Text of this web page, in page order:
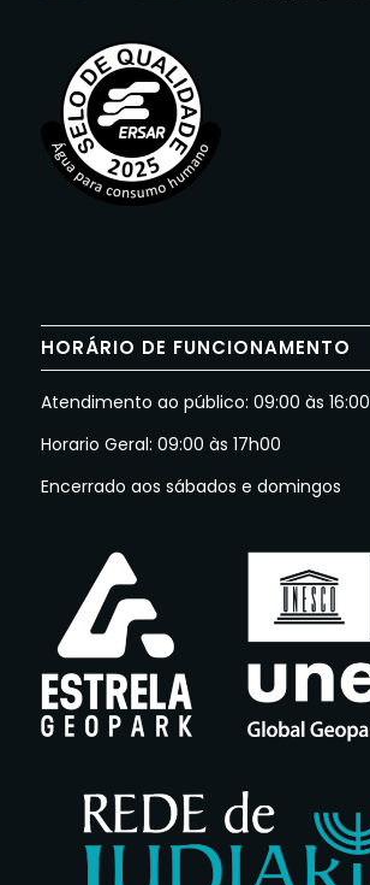
HORÁRIO DE FUNCIONAMENTO
Atendimento ao público: 09:00 às 16:00
Horario Geral: 09:00 às 17h00
Encerrado aos sábados e domingos